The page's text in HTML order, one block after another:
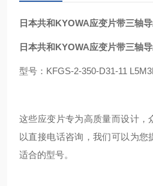
日本共和KYOWA应变片带三轴
日本共和KYOWA应变片带三轴
型号：KFGS-2-350-D31-11
这些应变片专为高质量而设计，
以直接电话咨询，我们可以为您
适合的型号。